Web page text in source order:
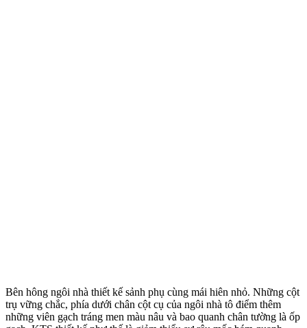
Bên hông ngôi nhà thiết kế sảnh phụ cùng mái hiên nhỏ. Những cột
trụ vững chắc, phía dưới chân cột cụ của ngôi nhà tô điểm thêm
những viên gạch tráng men màu nâu và bao quanh chân tường là ốp